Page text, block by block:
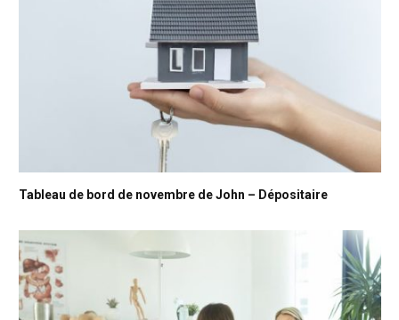
Tableau de bord de novembre de John – Dépositaire